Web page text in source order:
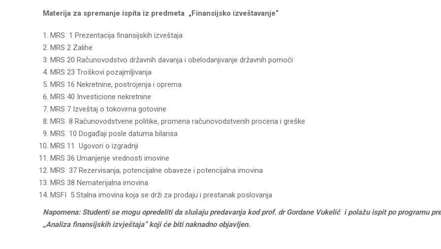
Materija za spremanje ispita iz predmeta „Finansijsko izveštavanje“
MRS 1 Prezentacija finansijskih izveštaja
MRS 2 Zalihe
MRS 20 Računovodstvo državnih davanja i obelodanjivanje državnih pomoći
MRS 23 Troškovi pozajmljivanja
MRS 16 Nekretnine, postrojenja i oprema
MRS 40 Investicione nekretnine
MRS 7 Izveštaj o tokovima gotovine
MRS 8 Računovodstvene politike, promena računovodstvenih procena i greške
MRS 10 Događaji posle datuma bilansa
MRS 11 Ugovori o izgradnji
MRS 36 Umanjenje vrednosti imovine
MRS 37 Rezervisanja, potencijalne obaveze i potencijalna imovina
MRS 38 Nematerijalna imovina
MSFI 5 Stalna imovina koja se drži za prodaju i prestanak poslovanja
Napomena: Studenti se mogu opredeliti da slušaju predavanja kod prof. dr Gordane Vukelić i polažu ispit po programu
„Analiza finansijskih izvještaja“ koji će biti naknadno objavljen.